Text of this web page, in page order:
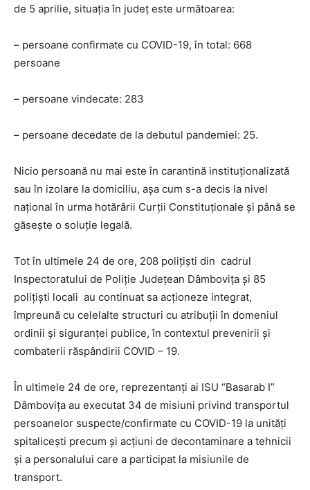
de 5 aprilie, situația în județ este următoarea:
– persoane confirmate cu COVID-19, în total: 668
persoane
– persoane vindecate: 283
– persoane decedate de la debutul pandemiei: 25.
Nicio persoană nu mai este în carantină instituționalizată
sau în izolare la domiciliu, așa cum s-a decis la nivel
național în urma hotărârii Curții Constituționale și până se
găsește o soluție legală.
Tot în ultimele 24 de ore, 208 polițiști din cadrul
Inspectoratului de Poliție Județean Dâmbovița și 85
polițiști locali au continuat sa acționeze integrat,
împreună cu celelalte structuri cu atribuții în domeniul
ordinii și siguranței publice, în contextul prevenirii și
combaterii răspândirii COVID – 19.
În ultimele 24 de ore, reprezentanți ai ISU “Basarab I”
Dâmbovița au executat 34 de misiuni privind transportul
persoanelor suspecte/confirmate cu COVID-19 la unități
spitalicești precum și acțiuni de decontaminare a tehnicii
și a personalului care a participat la misiunile de
transport.